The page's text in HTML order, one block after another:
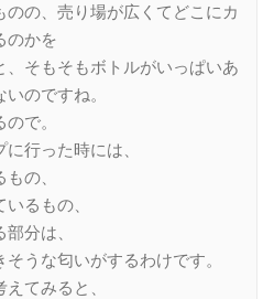
のの、売り場が広くてどこにカ
のかを
、そもそもボトルがいっぱいあ
のですね。
で。
行った時には、
の、
るもの、
分は、
うな匂いがするわけです。
てみると、